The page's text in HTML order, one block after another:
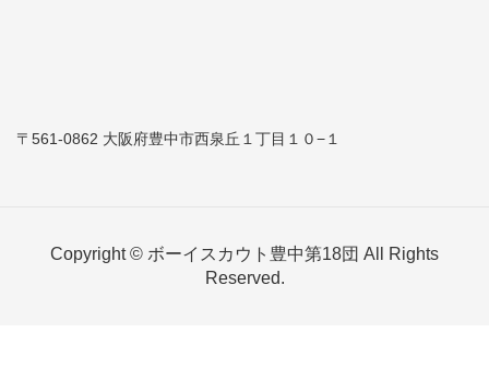
〒561-0862 大阪府豊中市西泉丘１丁目１０−１
Copyright © ボーイスカウト豊中第18団 All Rights
Reserved.